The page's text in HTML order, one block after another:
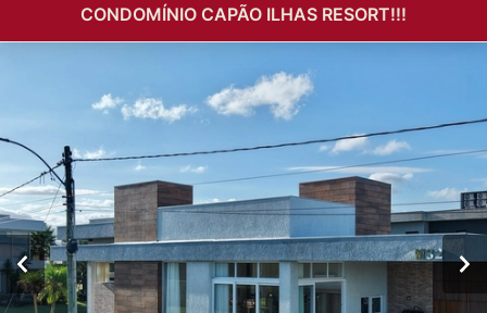
CONDOMÍNIO CAPÃO ILHAS RESORT!!!